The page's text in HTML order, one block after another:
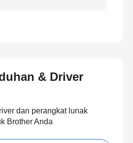
& Driver
dan perangkat lunak
Brother Anda